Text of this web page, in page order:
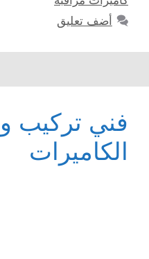
أضف تعليق
فني تركيب
الكاميرات